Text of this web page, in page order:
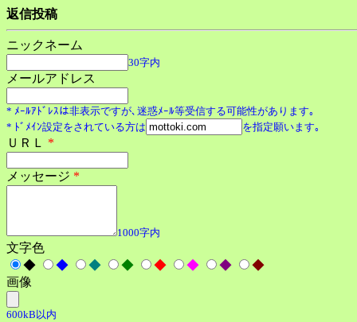
返信投稿
ニックネーム
30字内
メールアドレス
* ﾒｰﾙｱﾄﾞﾚｽは非表示ですが､迷惑ﾒｰﾙ等受信する可能性があります｡
* ﾄﾞﾒｲﾝ設定をされている方は
を指定願います｡
ＵＲＬ *
メッセージ *
1000字内
文字色
◆
◆ ◆ ◆ ◆ ◆ ◆
◆
画像
600kB以内